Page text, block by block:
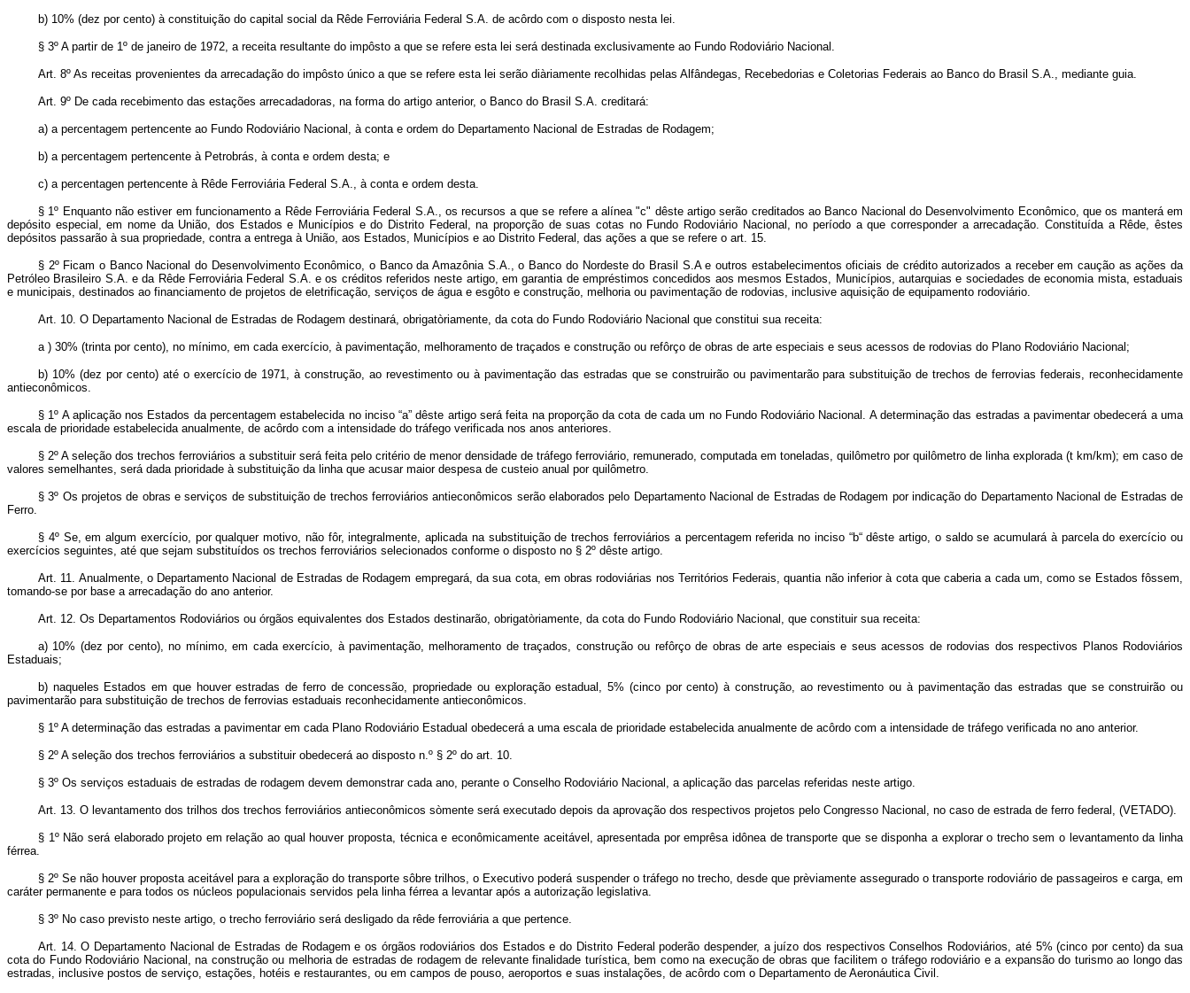
b) 10% (dez por cento) à constituição do capital social da Rêde Ferroviária Federal S.A. de acôrdo com o disposto nesta lei.
§ 3º A partir de 1º de janeiro de 1972, a receita resultante do impôsto a que se refere esta lei será destinada exclusivamente ao Fundo Rodoviário Nacional.
Art. 8º As receitas provenientes da arrecadação do impôsto único a que se refere esta lei serão diàriamente recolhidas pelas Alfândegas, Recebedorias e Coletorias Federais ao Banco do Brasil S.A., mediante guia.
Art. 9º De cada recebimento das estações arrecadadoras, na forma do artigo anterior, o Banco do Brasil S.A. creditará:
a) a percentagem pertencente ao Fundo Rodoviário Nacional, à conta e ordem do Departamento Nacional de Estradas de Rodagem;
b) a percentagem pertencente à Petrobrás, à conta e ordem desta; e
c) a percentagen pertencente à Rêde Ferroviária Federal S.A., à conta e ordem desta.
§ 1º Enquanto não estiver em funcionamento a Rêde Ferroviária Federal S.A., os recursos a que se refere a alínea "c" dêste artigo serão creditados ao Banco Nacional do Desenvolvimento Econômico, que os manterá em
depósito especial, em nome da União, dos Estados e Municípios e do Distrito Federal, na proporção de suas cotas no Fundo Rodoviário Nacional, no período a que corresponder a arrecadação. Constituída a Rêde, êstes
depósitos passarão à sua propriedade, contra a entrega à União, aos Estados, Municípios e ao Distrito Federal, das ações a que se refere o art. 15.
§ 2º Ficam o Banco Nacional do Desenvolvimento Econômico, o Banco da Amazônia S.A., o Banco do Nordeste do Brasil S.A e outros estabelecimentos oficiais de crédito autorizados a receber em caução as ações da
Petróleo Brasileiro S.A. e da Rêde Ferroviária Federal S.A. e os créditos referidos neste artigo, em garantia de empréstimos concedidos aos mesmos Estados, Municípios, autarquias e sociedades de economia mista, estaduais
e municipais, destinados ao financiamento de projetos de eletrificação, serviços de água e esgôto e construção, melhoria ou pavimentação de rodovias, inclusive aquisição de equipamento rodoviário.
Art. 10. O Departamento Nacional de Estradas de Rodagem destinará, obrigatòriamente, da cota do Fundo Rodoviário Nacional que constitui sua receita:
a ) 30% (trinta por cento), no mínimo, em cada exercício, à pavimentação, melhoramento de traçados e construção ou refôrço de obras de arte especiais e seus acessos de rodovias do Plano Rodoviário Nacional;
b) 10% (dez por cento) até o exercício de 1971, à construção, ao revestimento ou à pavimentação das estradas que se construirão ou pavimentarão para substituição de trechos de ferrovias federais, reconhecidamente
antieconômicos.
§ 1º A aplicação nos Estados da percentagem estabelecida no inciso “a” dêste artigo será feita na proporção da cota de cada um no Fundo Rodoviário Nacional. A determinação das estradas a pavimentar obedecerá a uma
escala de prioridade estabelecida anualmente, de acôrdo com a intensidade do tráfego verificada nos anos anteriores.
§ 2º A seleção dos trechos ferroviários a substituir será feita pelo critério de menor densidade de tráfego ferroviário, remunerado, computada em toneladas, quilômetro por quilômetro de linha explorada (t km/km); em caso de
valores semelhantes, será dada prioridade à substituição da linha que acusar maior despesa de custeio anual por quilômetro.
§ 3º Os projetos de obras e serviços de substituição de trechos ferroviários antieconômicos serão elaborados pelo Departamento Nacional de Estradas de Rodagem por indicação do Departamento Nacional de Estradas de
Ferro.
§ 4º Se, em algum exercício, por qualquer motivo, não fôr, integralmente, aplicada na substituição de trechos ferroviários a percentagem referida no inciso “b“ dêste artigo, o saldo se acumulará à parcela do exercício ou
exercícios seguintes, até que sejam substituídos os trechos ferroviários selecionados conforme o disposto no § 2º dêste artigo.
Art. 11. Anualmente, o Departamento Nacional de Estradas de Rodagem empregará, da sua cota, em obras rodoviárias nos Territórios Federais, quantia não inferior à cota que caberia a cada um, como se Estados fôssem,
tomando-se por base a arrecadação do ano anterior.
Art. 12. Os Departamentos Rodoviários ou órgãos equivalentes dos Estados destinarão, obrigatòriamente, da cota do Fundo Rodoviário Nacional, que constituir sua receita:
a) 10% (dez por cento), no mínimo, em cada exercício, à pavimentação, melhoramento de traçados, construção ou refôrço de obras de arte especiais e seus acessos de rodovias dos respectivos Planos Rodoviários
Estaduais;
b) naqueles Estados em que houver estradas de ferro de concessão, propriedade ou exploração estadual, 5% (cinco por cento) à construção, ao revestimento ou à pavimentação das estradas que se construirão ou
pavimentarão para substituição de trechos de ferrovias estaduais reconhecidamente antieconômicos.
§ 1º A determinação das estradas a pavimentar em cada Plano Rodoviário Estadual obedecerá a uma escala de prioridade estabelecida anualmente de acôrdo com a intensidade de tráfego verificada no ano anterior.
§ 2º A seleção dos trechos ferroviários a substituir obedecerá ao disposto n.º § 2º do art. 10.
§ 3º Os serviços estaduais de estradas de rodagem devem demonstrar cada ano, perante o Conselho Rodoviário Nacional, a aplicação das parcelas referidas neste artigo.
Art. 13. O levantamento dos trilhos dos trechos ferroviários antieconômicos sòmente será executado depois da aprovação dos respectivos projetos pelo Congresso Nacional, no caso de estrada de ferro federal, (VETADO).
§ 1º Não será elaborado projeto em relação ao qual houver proposta, técnica e econômicamente aceitável, apresentada por emprêsa idônea de transporte que se disponha a explorar o trecho sem o levantamento da linha
férrea.
§ 2º Se não houver proposta aceitável para a exploração do transporte sôbre trilhos, o Executivo poderá suspender o tráfego no trecho, desde que prèviamente assegurado o transporte rodoviário de passageiros e carga, em
caráter permanente e para todos os núcleos populacionais servidos pela linha férrea a levantar após a autorização legislativa.
§ 3º No caso previsto neste artigo, o trecho ferroviário será desligado da rêde ferroviária a que pertence.
Art. 14. O Departamento Nacional de Estradas de Rodagem e os órgãos rodoviários dos Estados e do Distrito Federal poderão despender, a juízo dos respectivos Conselhos Rodoviários, até 5% (cinco por cento) da sua
cota do Fundo Rodoviário Nacional, na construção ou melhoria de estradas de rodagem de relevante finalidade turística, bem como na execução de obras que facilitem o tráfego rodoviário e a expansão do turismo ao longo das
estradas, inclusive postos de serviço, estações, hotéis e restaurantes, ou em campos de pouso, aeroportos e suas instalações, de acôrdo com o Departamento de Aeronáutica Civil.